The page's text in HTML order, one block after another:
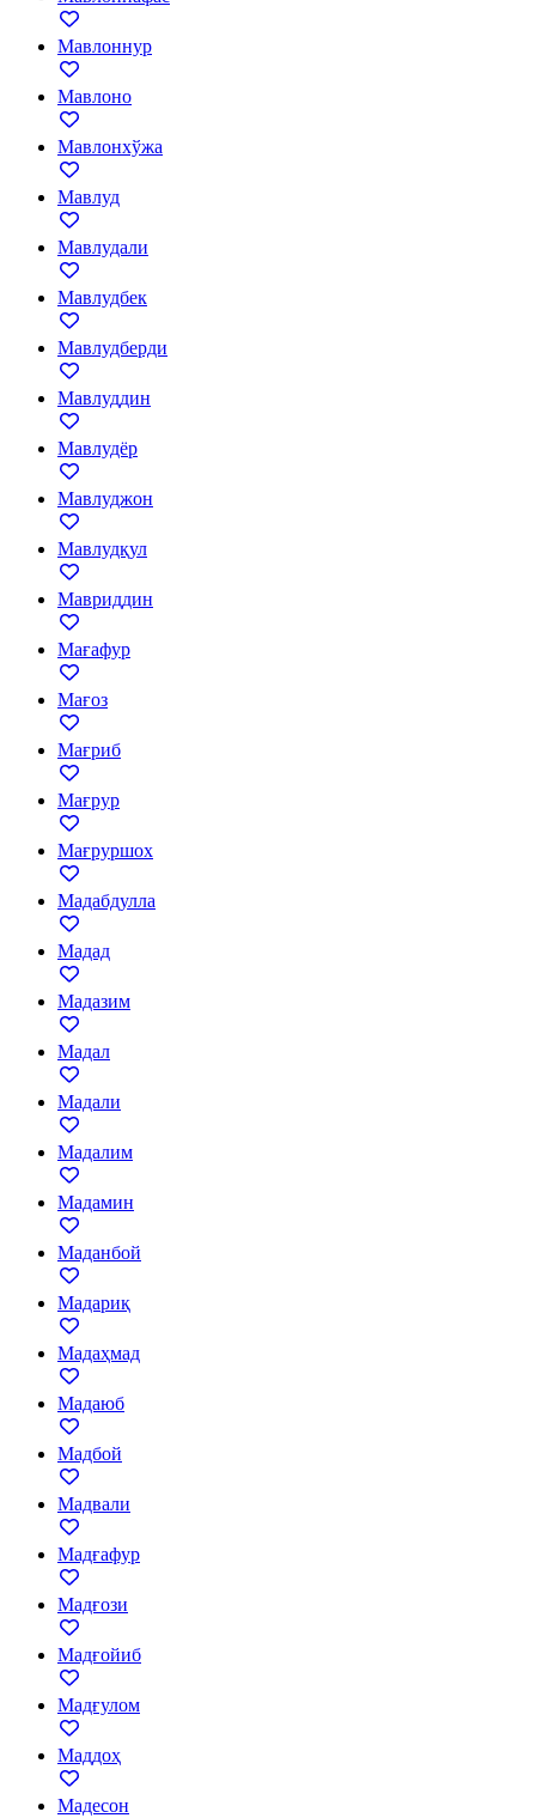
Мавлоннур
Мавлоно
Мавлонхўжа
Мавлуд
Мавлудали
Мавлудбек
Мавлудберди
Мавлуддин
Мавлудёр
Мавлуджон
Мавлудқул
Мавриддин
Мағафур
Мағоз
Мағриб
Мағрур
Мағруршох
Мадабдулла
Мадад
Мадазим
Мадал
Мадали
Мадалим
Мадамин
Маданбой
Мадариқ
Мадаҳмад
Мадаюб
Мадбой
Мадвали
Мадғафур
Мадғози
Мадғойиб
Мадғулом
Маддоҳ
Мадесон